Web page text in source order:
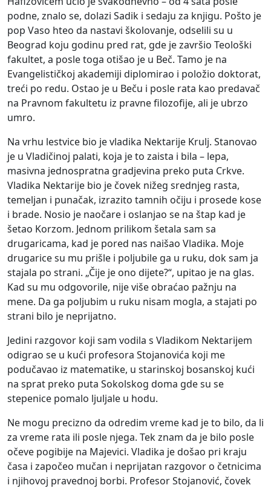
podne, znalo se, dolazi Sadik i sedaju za knjigu. Pošto je
pop Vaso hteo da nastavi školovanje, odselili su u
Beograd koju godinu pred rat, gde je završio Teološki
fakultet, a posle toga otišao je u Beč. Tamo je na
Evangelističkoj akademiji diplomirao i položio doktorat,
treći po redu. Ostao je u Beču i posle rata kao predavač
na Pravnom fakultetu iz pravne filozofije, ali je ubrzo
umro.
Na vrhu lestvice bio je vladika Nektarije Krulj. Stanovao
je u Vladičinoj palati, koja je to zaista i bila – lepa,
masivna jednospratna gradjevina preko puta Crkve.
Vladika Nektarije bio je čovek nižeg srednjeg rasta,
temeljan i punačak, izrazito tamnih očiju i prosede kose
i brade. Nosio je naočare i oslanjao se na štap kad je
šetao Korzom. Jednom prilikom šetala sam sa
drugaricama, kad je pored nas naišao Vladika. Moje
drugarice su mu prišle i poljubile ga u ruku, dok sam ja
stajala po strani. „Čije je ono dijete?“, upitao je na glas.
Kad su mu odgovorile, nije više obraćao pažnju na
mene. Da ga poljubim u ruku nisam mogla, a stajati po
strani bilo je neprijatno.
Jedini razgovor koji sam vodila s Vladikom Nektarijem
odigrao se u kući profesora Stojanovića koji me
podučavao iz matematike, u starinskoj bosanskoj kući
na sprat preko puta Sokolskog doma gde su se
stepenice pomalo ljuljale u hodu.
Ne mogu precizno da odredim vreme kad je to bilo, da li
za vreme rata ili posle njega. Tek znam da je bilo posle
očeve pogibije na Majevici. Vladika je došao pri kraju
časa i započeo mučan i neprijatan razgovor o četnicima
i njihovoj pravednoj borbi. Profesor Stojanović, čovek